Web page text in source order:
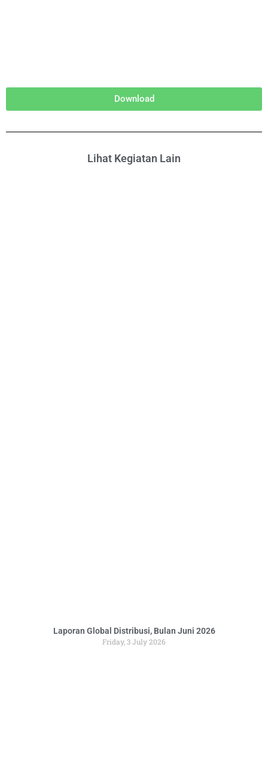
Download
Lihat Kegiatan Lain
Laporan Global Distribusi, Bulan Juni 2026
Friday, 3 July 2026